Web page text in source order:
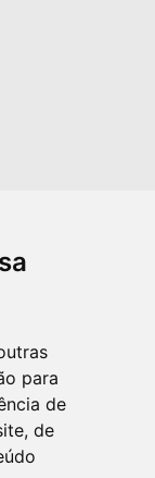
para
de
de
conosco